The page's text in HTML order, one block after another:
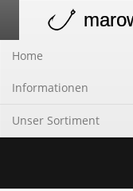
navigation
Home
Informationen
Unser Sortiment